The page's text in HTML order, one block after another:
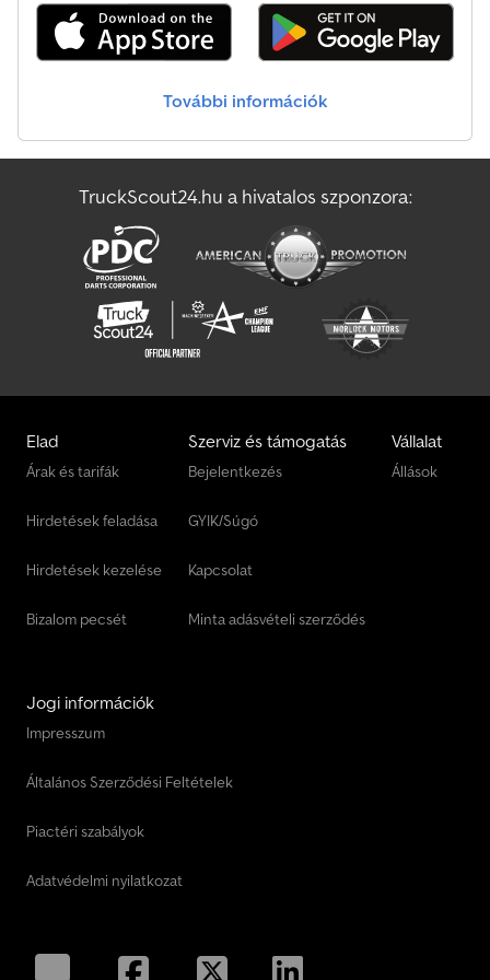
feszítőzárakkal - 4 rögzítőgyűrű az oldalfalak belső oldalán - Előre
szerelt rögzítőelemek a ponyva rögzítéséhez az oldalfalakon Az ár
tartalmazza a forgalmi engedélyt (az engedély második része és a
utánfutó található raktáron: Brenderup, Humbaur, Hapert, Brian
biztosítunk. Minden gyártó által készített utánfutót javítunk.
árváltoztatások és a hibák jogát fenntartjuk. A hibákért és a
nyomdai hibákért felelősséget nem vállalunk. Gumi rugóval
ellátott tengely, egyedi kerékfelfüggesztés, ponyva,
tűzihorganyzott acéllemezből készült oldalfalak, féktelen,
garanciával, V-alakú, tűzihorganyzott vonófej, 7 pólusú csatlakozó,
9 mm vastag padlólemez, hátsó ajtó feszítőzárakkal, 4 rögzítőgyűrű
az oldalfalak belső oldalán, előre szerelt rögzítőelemek a ponyva
rögzítéséhez az oldalfalakon.
További információk
TruckScout24.hu a hivatalos szponzora:
Elad
Árak és tarifák
Hirdetések feladása
Hirdetések kezelése
Bizalom pecsét
Szerviz és támogatás
Bejelentkezés
GYIK/Súgó
Kapcsolat
Minta adásvételi szerződés
Vállalat
Állások
Jogi információk
Impresszum
Általános Szerződési Feltételek
Piactéri szabályok
Adatvédelmi nyilatkozat